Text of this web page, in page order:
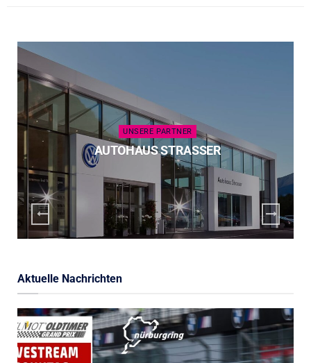
UNSERE PARTNER
AUTOHAUS STRASSER
Aktuelle Nachrichten